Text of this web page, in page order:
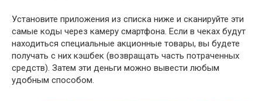
Установите приложения из списка ниже и сканируйте эти
самые коды через камеру смартфона. Если в чеках будут
находиться специальные акционные товары, вы будете
получать с них кэшбек (возвращать часть потраченных
средств). Затем эти деньги можно вывести любым
удобным способом.